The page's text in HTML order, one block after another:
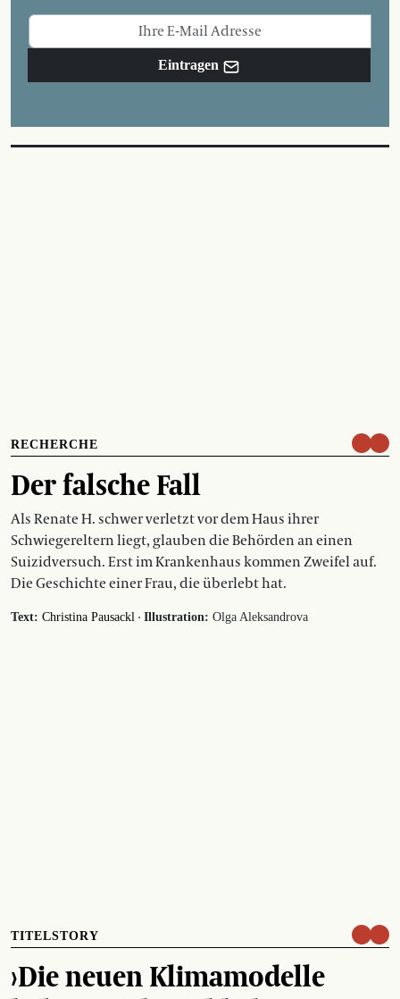
Eintragen
RECHERCHE
Der falsche Fall
Als Renate H. schwer verletzt vor dem Haus ihrer
Schwiegereltern liegt, glauben die Behörden an einen
Suizidversuch. Erst im Krankenhaus kommen Zweifel auf.
Die Geschichte einer Frau, die überlebt hat.
Text: Christina Pausackl · Illustration: Olga Aleksandrova
TITELSTORY
›Die neuen Klimamodelle